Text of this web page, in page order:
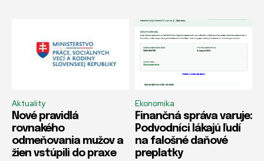
Aktuality
Nové pravidlá
rovnakého
odmeňovania mužov a
žien vstúpili do praxe
Ekonomika
Finančná správa varuje:
Podvodníci lákajú ľudí
na falošné daňové
preplatky